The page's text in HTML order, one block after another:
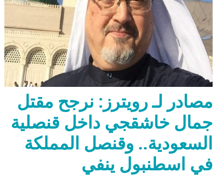
مصادر لـ رويترز: نرجح مقتل
جمال خاشقجي داخل قنصلية
السعودية.. وقنصل المملكة
في اسطنبول ينفي